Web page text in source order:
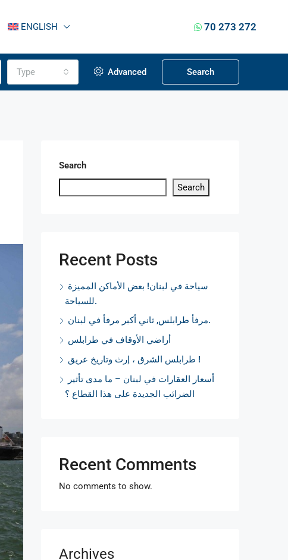
ENGLISH 70 273 272
Type Advanced Search
Search
Search
Recent Posts
سياحة في لبنان! بعض الأماكن المميزة
للسياحة.
مرفأ طرابلس, ثاني أكبر مرفأ في لبنان.
أراضي الأوقاف في طرابلس
طرابلس الشرق ، إرث وتاريخ عريق !
أسعار العقارات في لبنان – ما مدى تأثير
الضرائب الجديدة على هذا القطاع ؟
Recent Comments
No comments to show.
Archives